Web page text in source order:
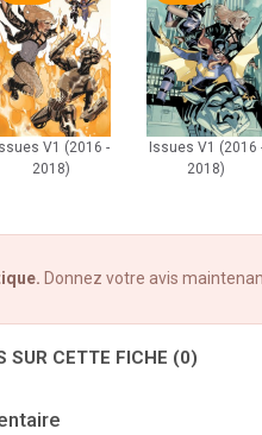
Issues V1 (2016 -
2018)
Issues V1 (2016
2018)
Donnez votre avis
SUR CETTE FICHE (0)